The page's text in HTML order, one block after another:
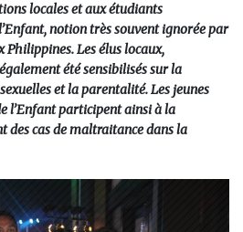
locales et aux étudiants
notion très souvent ignorée par
Philippines. Les élus locaux,
été sensibilisés sur la
et la parentalité. Les jeunes
l’Enfant participent ainsi à la
des cas de maltraitance dans la